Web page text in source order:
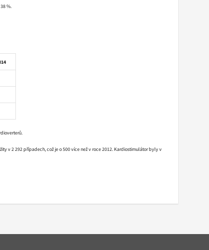
%.
v 2 292 případech, což je o 500 více než v roce 2012. Kardiostimulátor byly v